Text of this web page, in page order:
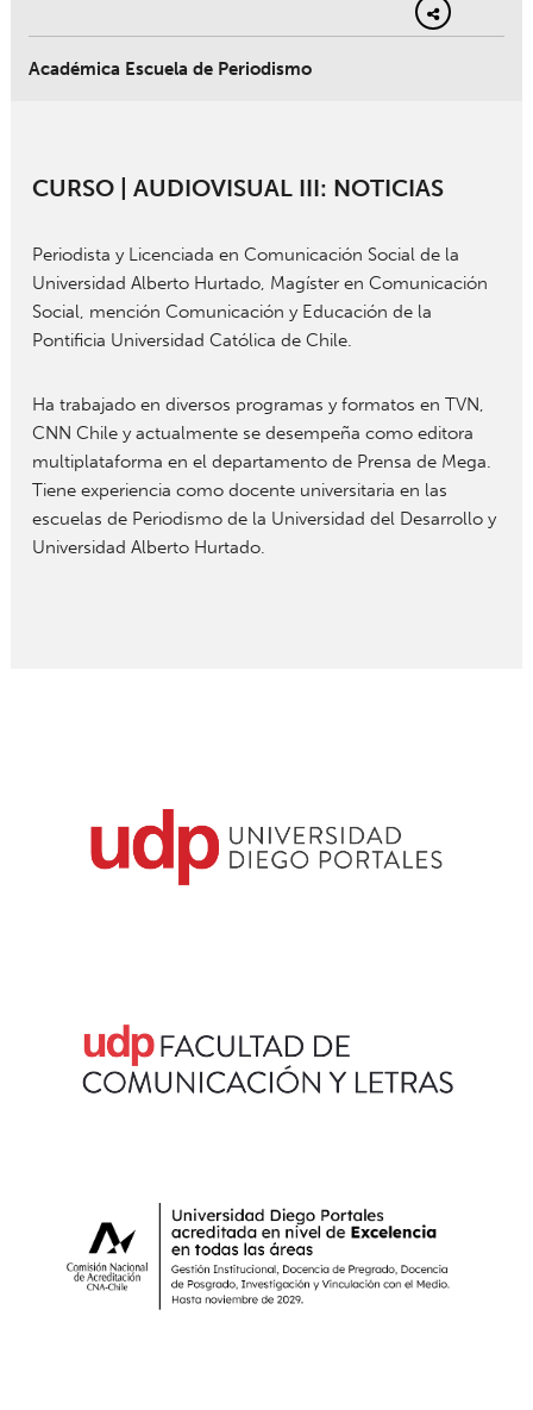
Académica Escuela de Periodismo
CURSO | AUDIOVISUAL III: NOTICIAS
Periodista y Licenciada en Comunicación Social de la
Universidad Alberto Hurtado, Magíster en Comunicación
Social, mención Comunicación y Educación de la
Pontificia Universidad Católica de Chile.
Ha trabajado en diversos programas y formatos en TVN,
CNN Chile y actualmente se desempeña como editora
multiplataforma en el departamento de Prensa de Mega.
Tiene experiencia como docente universitaria en las
escuelas de Periodismo de la Universidad del Desarrollo y
Universidad Alberto Hurtado.